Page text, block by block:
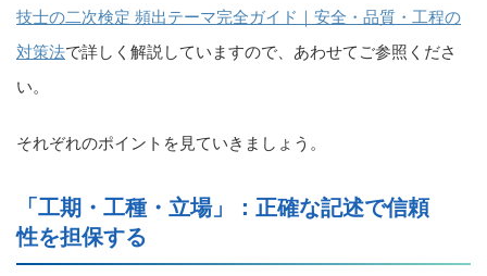
技士の二次検定 頻出テーマ完全ガイド｜安全・品質・工程の
対策法で詳しく解説していますので、あわせてご参照くださ
い。
それぞれのポイントを見ていきましょう。
「工期・工種・立場」：正確な記述で信頼
性を担保する